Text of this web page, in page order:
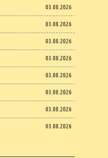
03.08.2026
03.08.2026
03.08.2026
03.08.2026
03.08.2026
03.08.2026
03.08.2026
03.08.2026